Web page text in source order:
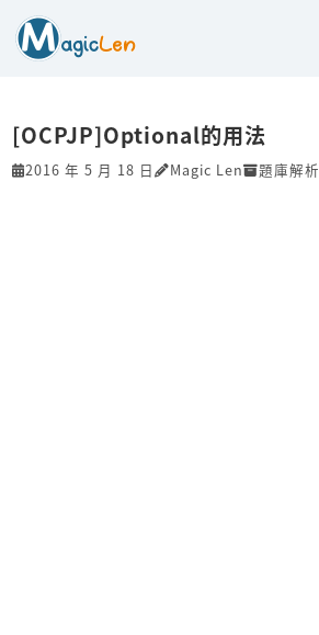
[OCPJP]Optional的用法
2016 年 5 月 18 日 Magic Len 題庫解析